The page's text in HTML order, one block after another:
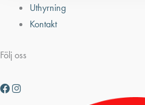
Uthyrning
Kontakt
Följ oss